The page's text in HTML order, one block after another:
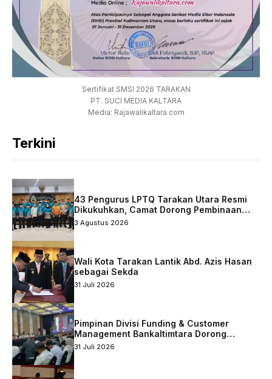
Sertifikat SMSI 2026 TARAKAN
PT. SUCI MEDIA KALTARA
Media: Rajawalikaltara.com
Terkini
43 Pengurus LPTQ Tarakan Utara Resmi
Dikukuhkan, Camat Dorong Pembinaan
Qurani Berkelanjutan
3 Agustus 2026
Wali Kota Tarakan Lantik Abd. Azis Hasan
sebagai Sekda
31 Juli 2026
Pimpinan Divisi Funding & Customer
Management Bankaltimtara Dorong
Percepatan Digitalisasi Keuangan di Kota
31 Juli 2026